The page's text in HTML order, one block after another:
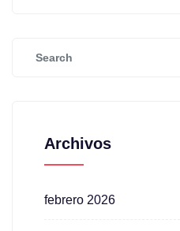
Archivos
febrero 2026